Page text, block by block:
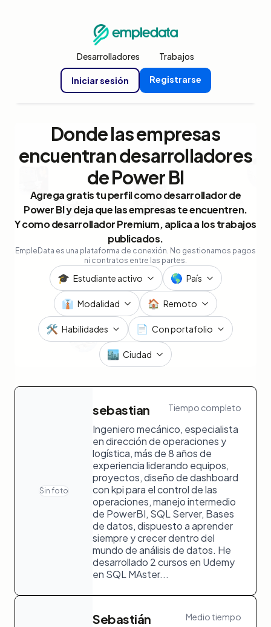
Desarrolladores Trabajos
Iniciar sesión Registrarse
Donde las empresas
encuentran desarrolladores
de Power BI
Agrega gratis tu perfil como desarrollador de
Power BI y deja que las empresas te encuentren.
Y como desarrollador Premium, aplica a los trabajos
publicados.
EmpleData es una plataforma de conexión. No gestionamos pagos
ni contratos entre las partes.
🎓 Estudiante activo 🌎 País
👔 Modalidad 🏠 Remoto
🛠️ Habilidades 📄 Con portafolio
🏙️ Ciudad
Sin foto
sebastian Tiempo completo
Ingeniero mecánico, especialista
en dirección de operaciones y
logística, más de 8 años de
experiencia liderando equipos,
proyectos, diseño de dashboard
con kpi para el control de las
operaciones, manejo intermedio
de PowerBI, SQL Server, Bases
de datos, dispuesto a aprender
siempre y crecer dentro del
mundo de análisis de datos. He
desarrollado 2 cursos en Udemy
en SQL MAster...
Sebastián Medio tiempo